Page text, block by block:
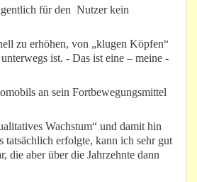
für den Nutzer kein
zu erhöhen, von „klugen Köpfen“
ist. - Das ist eine – meine -
an sein Fortbewegungsmittel
Wachstum“ und damit hin
tatsächlich erfolgte, kann ich sehr gut
aber über die Jahrzehnte dann